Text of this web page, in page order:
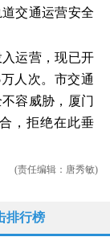
交通运营安全
运营，现已开
人次。市交通
容威胁，厦门
，拒绝在此垂
(责任编辑：唐秀敏)
排行榜